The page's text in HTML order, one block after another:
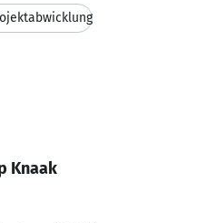
Knaak